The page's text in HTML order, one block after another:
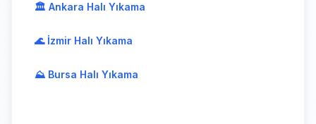
🏛️ Ankara Halı Yıkama
🌊 İzmir Halı Yıkama
⛰️ Bursa Halı Yıkama